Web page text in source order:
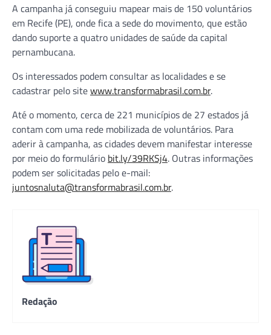
A campanha já conseguiu mapear mais de 150 voluntários
em Recife (PE), onde fica a sede do movimento, que estão
dando suporte a quatro unidades de saúde da capital
pernambucana.
Os interessados podem consultar as localidades e se
cadastrar pelo sitewww.transformabrasil.com.br.
Até o momento, cerca de 221 municípios de 27 estados já
contam com uma rede mobilizada de voluntários. Para
aderir à campanha, as cidades devem manifestar interesse
por meio do formulário bit.ly/39RKSj4. Outras informações
podem ser solicitadas pelo e-mail:
juntosnaluta@transformabrasil.com.br.
Redação